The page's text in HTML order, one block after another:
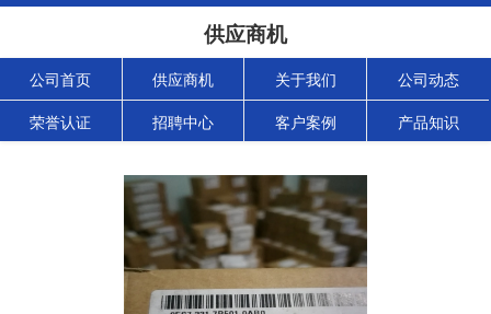
供应商机
公司首页 供应商机 关于我们 公司动态
荣誉认证 招聘中心 客户案例 产品知识